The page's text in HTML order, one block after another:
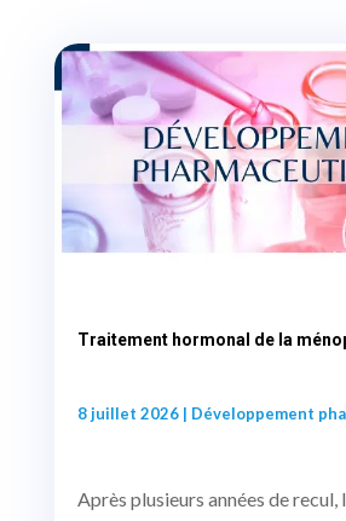
Traitement hormonal de la
8 juillet 2026| Développement
Après plusieurs années de recul,